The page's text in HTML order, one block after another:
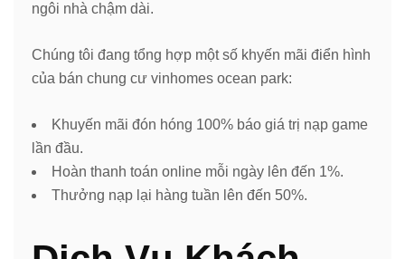
ngôi nhà chậm dài.
Chúng tôi đang tổng hợp một số khyến mãi điển hình
của bán chung cư vinhomes ocean park:
Khuyến mãi đón hóng 100% báo giá trị nạp game
lần đầu.
Hoàn thanh toán online mỗi ngày lên đến 1%.
Thưởng nạp lại hàng tuần lên đến 50%.